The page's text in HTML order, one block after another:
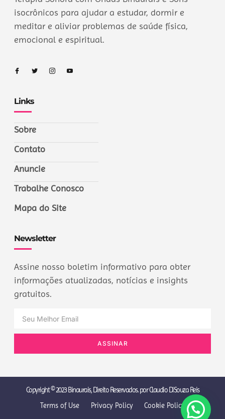
isocrônicos para ajudar a estudar, dormir e
meditar e aliviar problemas de saúde física,
emocional e espiritual.
Links
Sobre
Contato
Anuncie
Trabalhe Conosco
Mapa do Site
Newsletter
Assine nosso boletim informativo para obter
informações atualizadas, notícias e insights
gratuitos.
ASSINAR
Copyright © 2023 Binaurais, Direito Reservados. por Claudio DiSouza Reis
Terms of Use
Privacy Policy Cookie Policy